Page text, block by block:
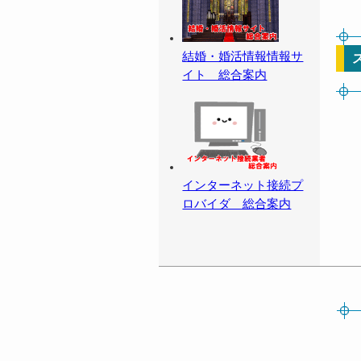
結婚・婚活情報情報サ
イト 総合案内
インターネット接続プ
ロバイダ 総合案内